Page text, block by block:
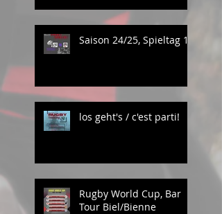
Saison 24/25, Spieltag 1
los geht's / c'est parti!
Rugby World Cup, Bar
Tour Biel/Bienne